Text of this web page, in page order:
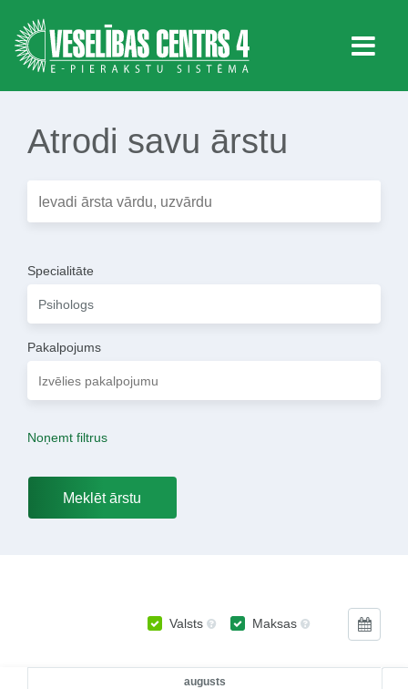
Atrodi savu ārstu
Specialitāte
Pakalpojums
Noņemt filtrus
Valsts Maksas
augusts